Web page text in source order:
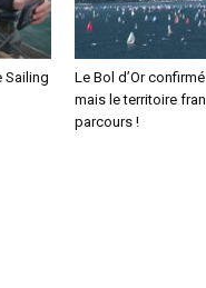
Sailing
Le Bol d’Or
mais le territoire
parcours !